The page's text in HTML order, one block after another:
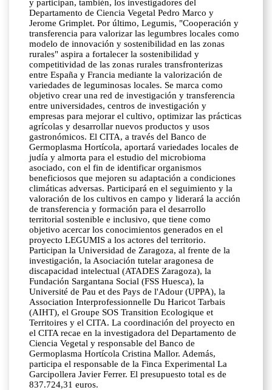
y participan, también, los investigadores del
Departamento de Ciencia Vegetal Pedro Marco y
Jerome Grimplet. Por último, Legumis, "Cooperación y
transferencia para valorizar las legumbres locales como
modelo de innovación y sostenibilidad en las zonas
rurales" aspira a fortalecer la sostenibilidad y
competitividad de las zonas rurales transfronterizas
entre España y Francia mediante la valorización de
variedades de leguminosas locales. Se marca como
objetivo crear una red de investigación y transferencia
entre universidades, centros de investigación y
empresas para mejorar el cultivo, optimizar las prácticas
agrícolas y desarrollar nuevos productos y usos
gastronómicos. El CITA, a través del Banco de
Germoplasma Hortícola, aportará variedades locales de
judía y almorta para el estudio del microbioma
asociado, con el fin de identificar organismos
beneficiosos que mejoren su adaptación a condiciones
climáticas adversas. Participará en el seguimiento y la
valoración de los cultivos en campo y liderará la acción
de transferencia y formación para el desarrollo
territorial sostenible e inclusivo, que tiene como
objetivo acercar los conocimientos generados en el
proyecto LEGUMIS a los actores del territorio.
Participan la Universidad de Zaragoza, al frente de la
investigación, la Asociación tutelar aragonesa de
discapacidad intelectual (ATADES Zaragoza), la
Fundación Sargantana Social (FSS Huesca), la
Université de Pau et des Pays de l'Adour (UPPA), la
Association Interprofessionnelle Du Haricot Tarbais
(AIHT), el Groupe SOS Transition Ecologique et
Territoires y el CITA. La coordinación del proyecto en
el CITA recae en la investigadora del Departamento de
Ciencia Vegetal y responsable del Banco de
Germoplasma Hortícola Cristina Mallor. Además,
participa el responsable de la Finca Experimental La
Garcipollera Javier Ferrer. El presupuesto total es de
837.724,31 euros.